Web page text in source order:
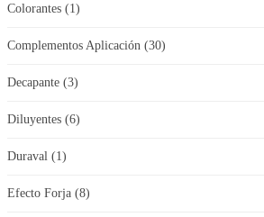
Colorantes (1)
Complementos Aplicación (30)
Decapante (3)
Diluyentes (6)
Duraval (1)
Efecto Forja (8)